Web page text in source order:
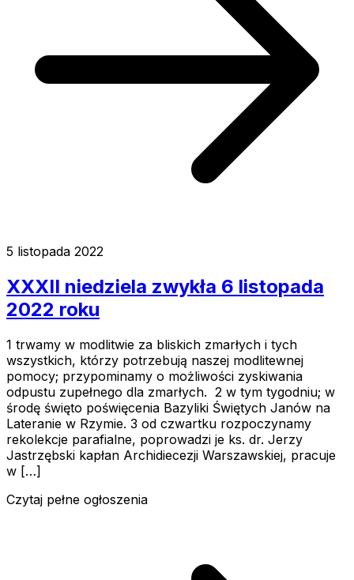
5 listopada 2022
XXXII niedziela zwykła 6 listopada
2022 roku
1 trwamy w modlitwie za bliskich zmarłych i tych
wszystkich, którzy potrzebują naszej modlitewnej
pomocy; przypominamy o możliwości zyskiwania
odpustu zupełnego dla zmarłych. 2 w tym tygodniu; w
środę święto poświęcenia Bazyliki Świętych Janów na
Lateranie w Rzymie. 3 od czwartku rozpoczynamy
rekolekcje parafialne, poprowadzi je ks. dr. Jerzy
Jastrzębski kapłan Archidiecezji Warszawskiej, pracuje
w […]
Czytaj pełne ogłoszenia